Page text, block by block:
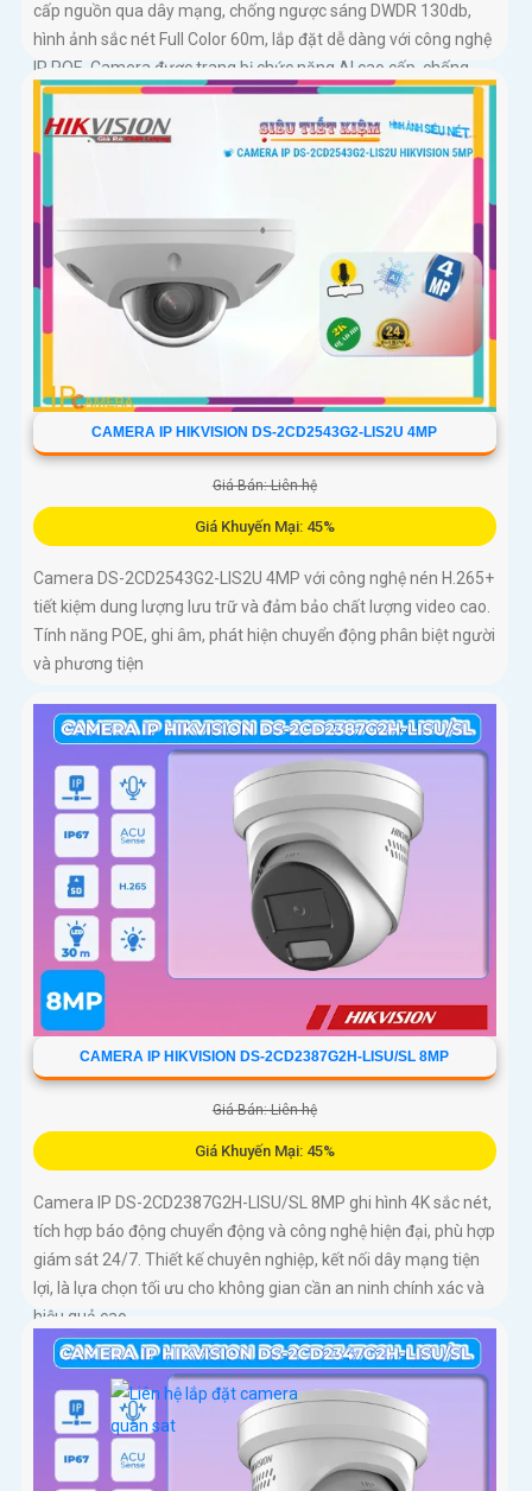
cấp nguồn qua dây mạng, chống ngược sáng DWDR 130db,
hình ảnh sắc nét Full Color 60m, lắp đặt dễ dàng với công nghệ
IP POE. Camera được trang bị chức năng AI cao cấp, chống
ngược sáng DWDR 130db
CAMERA IP HIKVISION DS-2CD2543G2-LIS2U 4MP
Giá Bán: Liên hệ
Giá Khuyến Mại: 45%
Camera DS-2CD2543G2-LIS2U 4MP với công nghệ nén H.265+
tiết kiệm dung lượng lưu trữ và đảm bảo chất lượng video cao.
Tính năng POE, ghi âm, phát hiện chuyển động phân biệt người
và phương tiện
CAMERA IP HIKVISION DS-2CD2387G2H-LISU/SL 8MP
Giá Bán: Liên hệ
Giá Khuyến Mại: 45%
Camera IP DS-2CD2387G2H-LISU/SL 8MP ghi hình 4K sắc nét,
tích hợp báo động chuyển động và công nghệ hiện đại, phù hợp
giám sát 24/7. Thiết kế chuyên nghiệp, kết nối dây mạng tiện
lợi, là lựa chọn tối ưu cho không gian cần an ninh chính xác và
hiệu quả cao